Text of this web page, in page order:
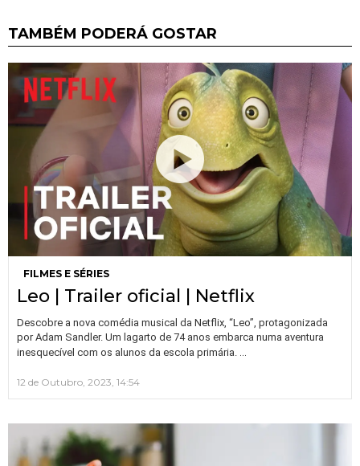
TAMBÉM PODERÁ GOSTAR
FILMES E SÉRIES
Leo | Trailer oficial | Netflix
Descobre a nova comédia musical da Netflix, “Leo”, protagonizada
por Adam Sandler. Um lagarto de 74 anos embarca numa aventura
inesquecível com os alunos da escola primária.
12 de Outubro, 2023, 14:54